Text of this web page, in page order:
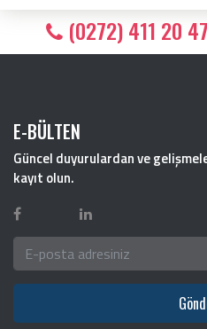
(0272) 411 20 47
E-BÜLTEN
Güncel duyurulardan ve
kayıt olun.